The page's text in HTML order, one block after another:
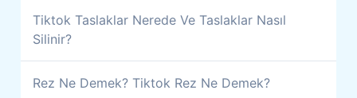
Tiktok Taslaklar Nerede Ve Taslaklar Nasıl
Silinir?
Rez Ne Demek? Tiktok Rez Ne Demek?